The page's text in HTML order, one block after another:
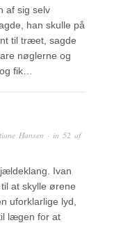
af sig selv
han skulle på
til træet, sagde
nøglerne og
fik…
Hansen · in 52 af
Ivan
at skylle ørene
uforklarlige lyd,
lægen for at